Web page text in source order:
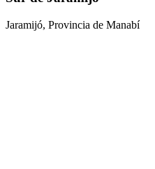
Jaramijó, Provincia de Manabí